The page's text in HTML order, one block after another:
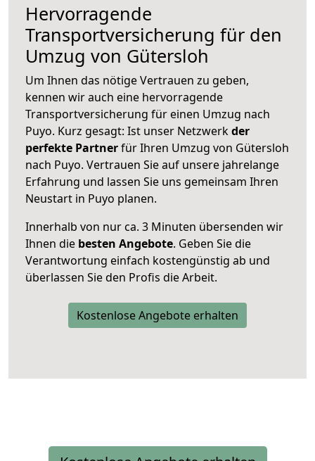
Hervorragende
Transportversicherung für den
Umzug von Gütersloh
Um Ihnen das nötige Vertrauen zu geben,
kennen wir auch eine hervorragende
Transportversicherung für einen Umzug nach
Puyo. Kurz gesagt: Ist unser Netzwerkder
perfekte Partnerfür Ihren Umzug von Gütersloh
nach Puyo. Vertrauen Sie auf unsere jahrelange
Erfahrung und lassen Sie uns gemeinsam Ihren
Neustart in Puyo planen.
Innerhalb von nur ca. 3 Minuten übersenden wir
Ihnen die besten Angebote. Geben Sie die
Verantwortung einfach kostengünstig ab und
überlassen Sie den Profis die Arbeit.
Kostenlose Angebote erhalten